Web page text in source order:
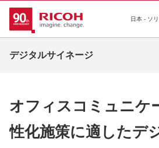
日本 - ソ
デジタルサイネージ
お役立ちコラム
業種・業態別ソリューション
オフィスコミュニケ
性化施策に適したデ